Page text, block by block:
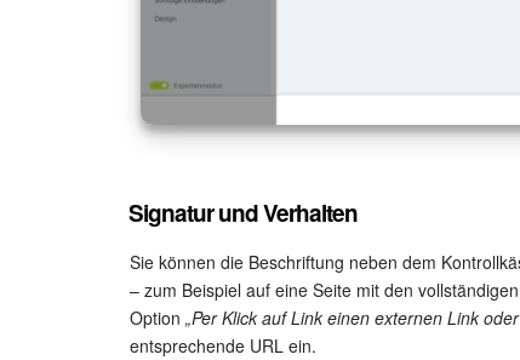
Signatur und Verhalten
Sie können die Beschriftung neben dem
– zum Beispiel auf eine Seite mit den
Option „Per Klick auf Link einen externen Link
entsprechende URL ein.